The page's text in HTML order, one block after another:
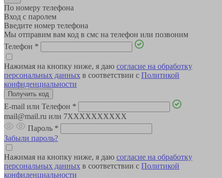
По номеру телефона
Вход с паролем
Введите номер телефона
Мы отправим вам код в смс на телефон или позвоним
Телефон *
Нажимая на кнопку ниже, я даю согласие на обработку
персональных данных в соответствии с Политикой
конфиденциальности
E-mail или Телефон *
mail@mail.ru или 7XXXXXXXXXX
Пароль *
Забыли пароль?
Нажимая на кнопку ниже, я даю согласие на обработку
персональных данных в соответствии с Политикой
конфиденциальности